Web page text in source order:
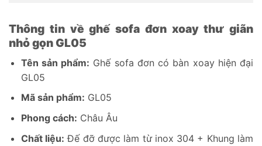
Thông tin về ghế sofa đơn xoay thư giãn
nhỏ gọn GL05
Tên sản phẩm: Ghế sofa đơn có bàn xoay hiện đại
GL05
Mã sản phẩm: GL05
Phong cách: Châu Âu
Chất liệu: Đế đỡ được làm từ inox 304 + Khung làm